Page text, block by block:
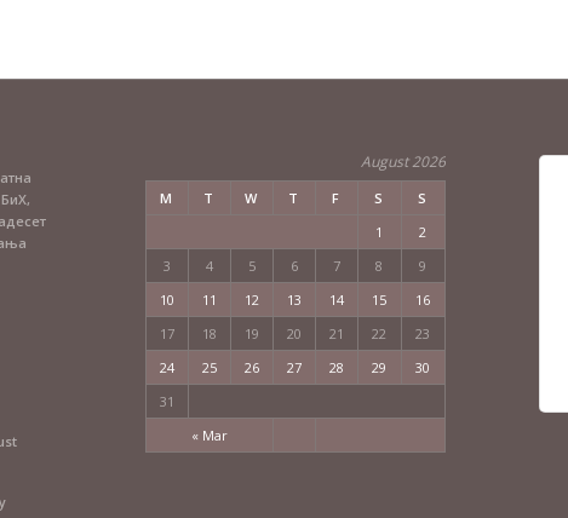
August 2026
M T W T F S S
« Mar
1
2
3
4 5 6 7 8
9
10
11 12 13 14 15
16
17
18 19 20 21 22
23
24
25 26 27 28 29
30
31